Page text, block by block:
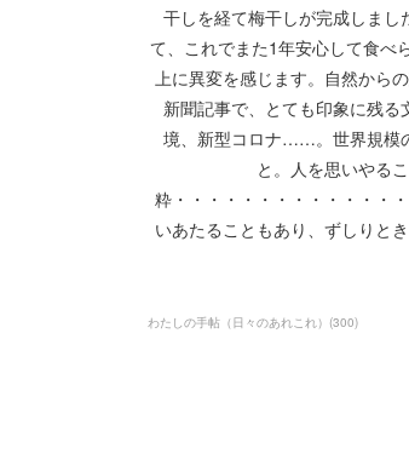
干しを経て梅干しが完成しま
て、これでまた1年安心して食べ
上に異変を感じます。自然から
新聞記事で、とても印象に残
境、新型コロナ……。世界規模
と。人を思いやる
粋・・・・・・・・・・・・・
いあたることもあり、ずしりと
わたしの手帖（日々のあれこれ） (300)